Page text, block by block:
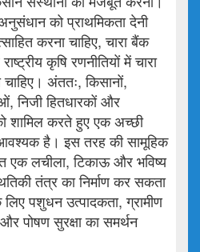
को प्राथमिकता देनी
करना चाहिए, चारा बैंक
कृषि रणनीतियों में चारा
अंततः, किसानों,
निजी हितधारकों और
को शामिल करते हुए एक अच्छी
है। इस तरह की सामूहिक
एक लचीला, टिकाऊ और भविष्य
तंत्र का निर्माण कर सकता
पशुधन उत्पादकता, ग्रामीण
पोषण सुरक्षा का समर्थन